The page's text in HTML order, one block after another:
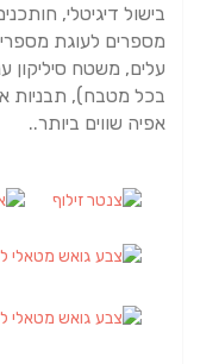
בישול דיגיטלי,
מספרים לעוגת
עלים, משטח סיליקון
בכל מטבח), תבניות
אפיה שווים ביותר..